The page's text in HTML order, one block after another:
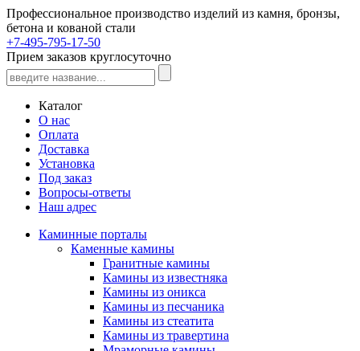
Профессиональное производство изделий из камня, бронзы,
бетона и кованой стали
+7-495-795-17-50
Прием заказов круглосуточно
Каталог
О нас
Оплата
Доставка
Установка
Под заказ
Вопросы-ответы
Наш адрес
Каминные порталы
Каменные камины
Гранитные камины
Камины из известняка
Камины из оникса
Камины из песчаника
Камины из стеатита
Камины из травертина